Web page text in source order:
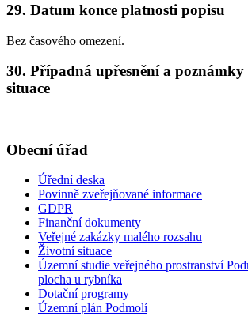
29. Datum konce platnosti popisu
Bez časového omezení.
30. Případná upřesnění a
situace
Obecní úřad
Úřední deska
Povinně zveřejňované informace
GDPR
Finanční dokumenty
Veřejné zakázky malého rozsahu
Životní situace
Územní studie veřejného prostranství
plocha u rybníka
Dotační programy
Územní plán Podmolí